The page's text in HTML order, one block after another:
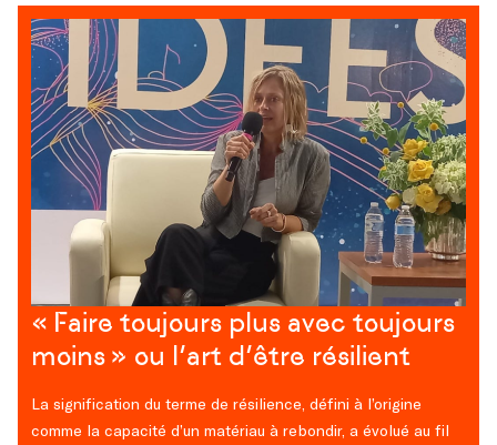
« Faire toujours plus avec toujours
moins » ou l’art d’être résilient
La signification du terme de résilience, défini à l’origine
comme la capacité d’un matériau à rebondir, a évolué au fil